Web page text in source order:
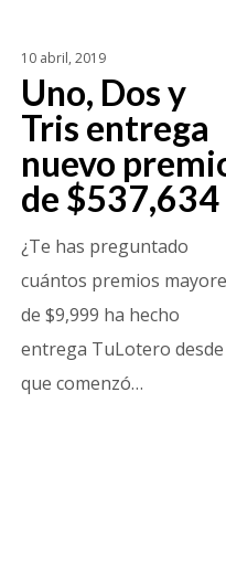
10 abril, 2019
Uno, Dos y
Tris entrega
nuevo
de $537,634
¿Te has preguntado
cuántos premios
de $9,999 ha hecho
entrega TuLotero desde
que comenzó…